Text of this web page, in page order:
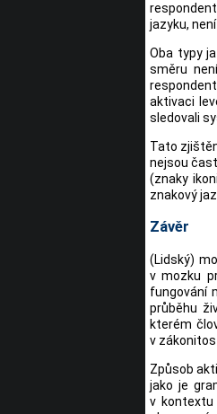
jazyku,
Oba typy
směru
aktivaci
sledovali
Tato
nejsou
(znaky
znakový
Závěr
(Lidský)
v mozku
fungování
průběhu
kterém
v
Způsob
jako je
v kontextu